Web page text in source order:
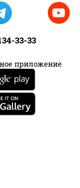
33-33
приложение